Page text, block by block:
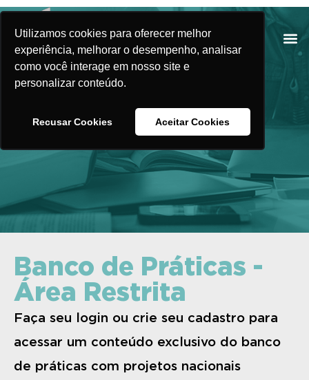
Utilizamos cookies para oferecer melhor
experiência, melhorar o desempenho, analisar
como você interage em nosso site e
personalizar conteúdo.
Recusar Cookies Aceitar Cookies
Banco de Práticas
Banco de Práticas -
Área Restrita
Faça seu login ou crie seu cadastro para
acessar um conteúdo exclusivo do banco
de práticas com projetos nacionais